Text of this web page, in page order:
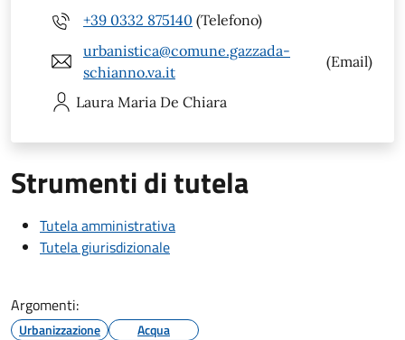
+39 0332 875140 (Telefono)
urbanistica@comune.gazzada-
schianno.va.it
(Email)
Laura Maria De Chiara
Strumenti di tutela
Tutela amministrativa
Tutela giurisdizionale
Argomenti:
Urbanizzazione Acqua